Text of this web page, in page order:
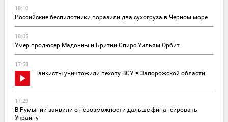
18:10
Российские беспилотники поразили два сухогруза в Черном море
18:05
Умер продюсер Мадонны и Бритни Спирс Уильям Орбит
17:58
Танкисты уничтожили пехоту ВСУ в Запорожской области
17:29
В Румынии заявили о невозможности дальше финансировать
Украину